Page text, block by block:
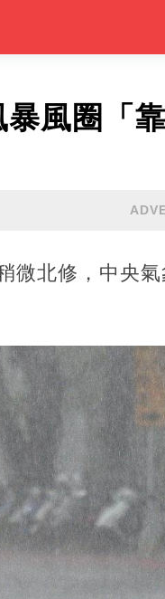
風圈「
微北修，中央